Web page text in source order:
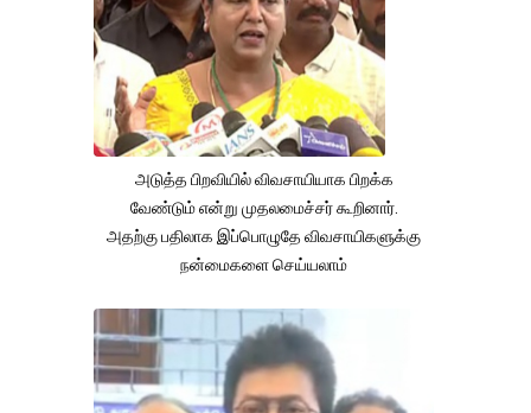
அடுத்த பிறவியில் விவசாயியாக பிறக்க
வேண்டும் என்று முதலமைச்சர் கூறினார்.
அதற்கு பதிலாக இப்பொழுதே விவசாயிகளுக்கு
நன்மைகளை செய்யலாம்